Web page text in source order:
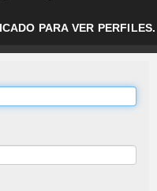
PARA VER PERFILES.